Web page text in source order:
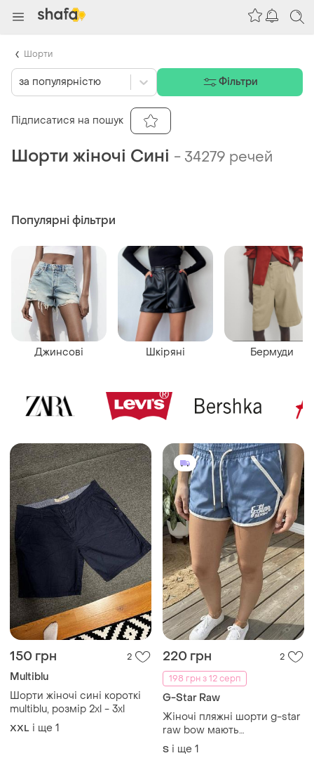
Шорти жіночі Сині - 34279 речей
150 грн 2
Multiblu
Шорти жіночі сині короткі
multiblu, розмір 2xl - 3xl
XXL і ще 1
220 грн
2
198 грн з 12 серп
G-Star Raw
Жіночі пляжні шорти g-star
raw bow мають
контрастний білий кант та
вишитий логотип.
S і ще 1
Популярні фільтри
Джинсові Шкіряні Бермуди
за популярністю Фільтри
Підписатися на пошук
Шорти